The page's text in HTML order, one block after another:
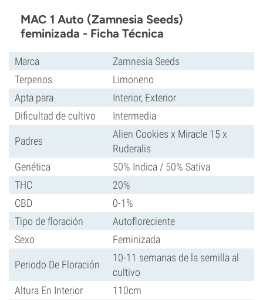
MAC 1 Auto (Zamnesia Seeds)
feminizada - Ficha Técnica
Marca
Zamnesia Seeds
Terpenos
Limoneno
Apta para
Interior, Exterior
Dificultad de cultivo
Intermedia
Padres
Alien Cookies x Miracle 15 x
Ruderalis
Genética
50% Indica / 50% Sativa
THC
20%
CBD
0-1%
Tipo de floración
Autofloreciente
Sexo
Feminizada
Periodo De Floración
10-11 semanas de la semilla al
cultivo
Altura En Interior
110cm